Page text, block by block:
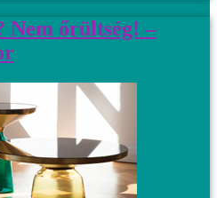
Nem őrültség! –